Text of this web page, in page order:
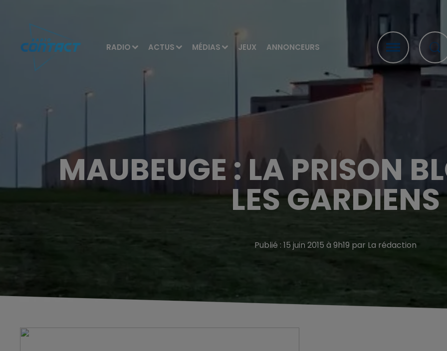
RADIO ACTUS MÉDIAS JEUX ANNONCEURS
MAUBEUGE : LA PRISON
LES GARDIENS
Publié : 15 juin 2015 à 9h19 par La rédaction